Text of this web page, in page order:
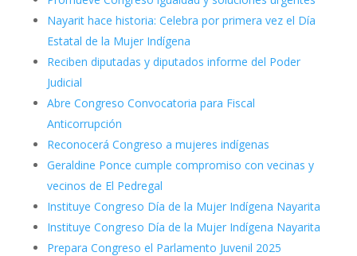
Nayarit hace historia: Celebra por primera vez el Día
Estatal de la Mujer Indígena
Reciben diputadas y diputados informe del Poder
Judicial
Abre Congreso Convocatoria para Fiscal
Anticorrupción
Reconocerá Congreso a mujeres indígenas
Geraldine Ponce cumple compromiso con vecinas y
vecinos de El Pedregal
Instituye Congreso Día de la Mujer Indígena Nayarita
Instituye Congreso Día de la Mujer Indígena Nayarita
Prepara Congreso el Parlamento Juvenil 2025